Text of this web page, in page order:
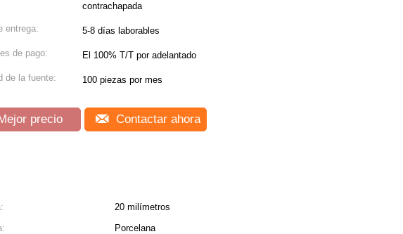
contrachapada
entrega: 5-8 días laborables
de pago: El 100% T/T por adelantado
de la fuente: 100 piezas por mes
precio Contactar ahora
20 milímetros
Porcelana